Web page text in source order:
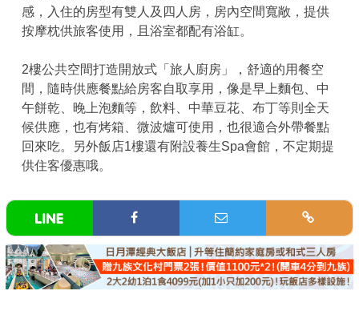
感，入住的房型有雙人及四人房，房內空間寬敞，提供
按摩枕供旅客使用，且浴室都配有浴缸。
2樓公共空間打造開放式「旅人廚房」，舒適的用餐空
間，隨時供應餐點給房客自取享用，像是早上麵包、中
午餅乾、晚上泡麵等，飲料、中華豆花、布丁等則全天
候供應，也有烤箱、微波爐可使用，也很適合外帶餐點
回來吃。另外飯店1樓還有附設養生Spa會館，不定期提
供住客優惠哦。